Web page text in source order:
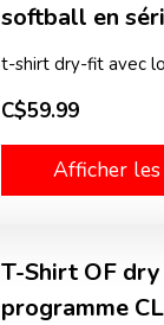
softball en
t-shirt dry-fit avec
C$59.99
Afficher
T-Shirt OF
programme